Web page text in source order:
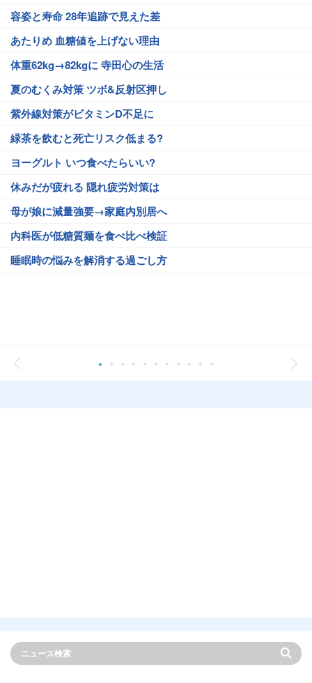
容姿と寿命 28年追跡で見えた差
あたりめ 血糖値を上げない理由
体重62kg→82kgに 寺田心の生活
夏のむくみ対策 ツボ&反射区押し
紫外線対策がビタミンD不足に
緑茶を飲むと死亡リスク低まる?
ヨーグルト いつ食べたらいい?
休みだが疲れる 隠れ疲労対策は
母が娘に減量強要→家庭内別居へ
内科医が低糖質麺を食べ比べ検証
睡眠時の悩みを解消する過ごし方